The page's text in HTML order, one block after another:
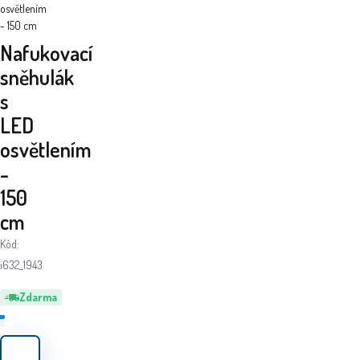
osvětlením
- 150 cm
Zdarma
Nafukovací
sněhulák
s
LED
osvětlením
-
150
cm
Kód:
i632_1943